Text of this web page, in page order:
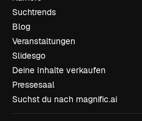
Suchtrends
Blog
Veranstaltungen
Slidesgo
Deine Inhalte verkaufen
Pressesaal
Suchst du nach magnific.ai